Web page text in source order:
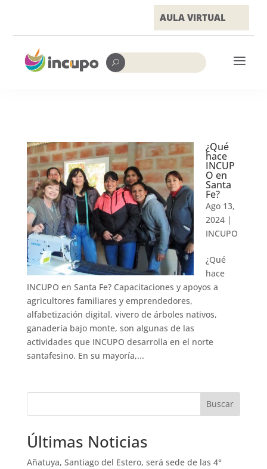
AULA VIRTUAL
U a
¿Qué
hace
INCUP
O en
Santa
Fe?
Ago 13,
2024|
INCUPO
¿Qué
hace
INCUPO en Santa Fe? Capacitaciones y apoyos a
agricultores familiares y emprendedores,
alfabetización digital, vivero de árboles nativos,
ganadería bajo monte, son algunas de las
actividades que INCUPO desarrolla en el norte
santafesino. En su mayoría,...
Buscar
Últimas Noticias
Añatuya, Santiago del Estero, será sede de las 4°